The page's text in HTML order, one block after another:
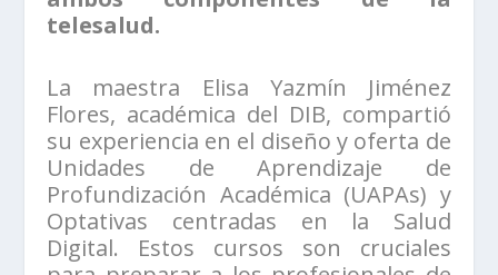
telesalud.
La maestra Elisa Yazmín Jiménez
Flores, académica del DIB, compartió
su experiencia en el diseño y oferta de
Unidades de Aprendizaje de
Profundización Académica (UAPAs) y
Optativas centradas en la Salud
Digital. Estos cursos son cruciales